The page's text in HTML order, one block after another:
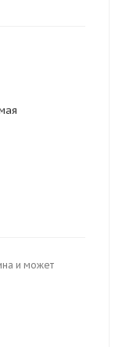
и может